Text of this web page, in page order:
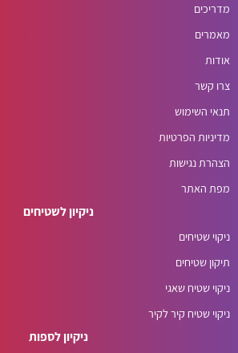
מדריכים
מאמרים
אודות
צרו קשר
תנאי השימוש
מדיניות הפרטיות
הצהרת נגישות
מפת האתר
ניקיון לשטיחים
ניקוי שטיחים
תיקון שטיחים
ניקוי שטיח שאגי
ניקוי שטיח קיר לקיר
ניקיון לספות